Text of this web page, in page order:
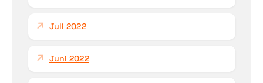
Juli 2022
Juni 2022